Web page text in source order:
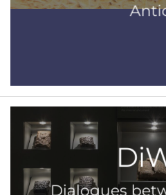
Dialogues